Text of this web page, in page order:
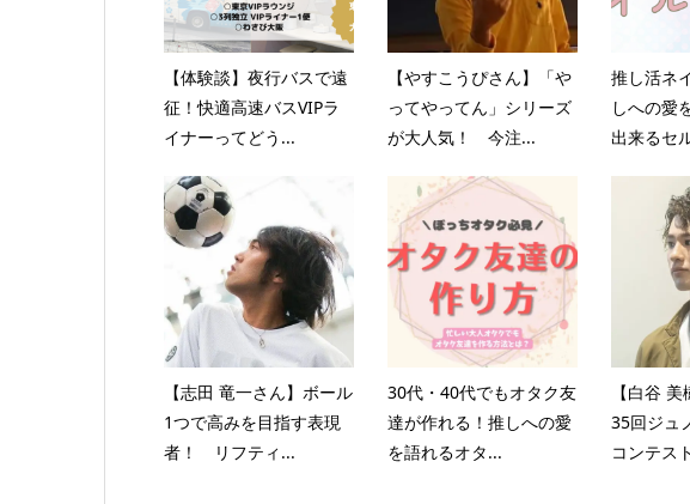
【体験談】夜行バスで遠
征！快適高速バスVIPラ
イナーってどう...
【やすこうぴさん】「や
ってやってん」シリーズ
が大人気！ 今注...
推し活ネ
しへの愛
出来るセ
【志田 竜一さん】ボール
1つで高みを目指す表現
者！ リフティ...
30代・40代でもオタク友
達が作れる！推しへの愛
を語れるオタ...
【白谷
35回ジュ
コンテス